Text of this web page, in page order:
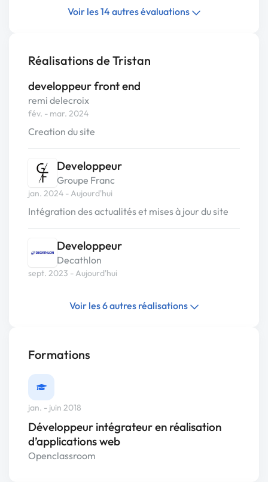
Voir les 14 autres évaluations
Réalisations de Tristan
developpeur front end
remi delecroix
fév. - mar. 2024
Creation du site
Developpeur
Groupe Franc
jan. 2024 - Aujourd'hui
Intégration des actualités et mises à jour du site
Developpeur
Decathlon
sept. 2023 - Aujourd'hui
Voir les 6 autres réalisations
Formations
jan. - juin 2018
Développeur intégrateur en réalisation
d’applications web
Openclassroom